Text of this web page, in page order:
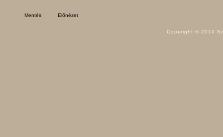
Copyright © 2010